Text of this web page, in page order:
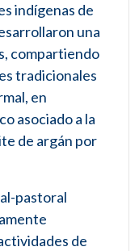
indígenas de
una
compartiendo
tradicionales
en
asociado a la
de argán por
pastoral
de